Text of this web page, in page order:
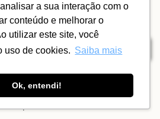
a sua interação com o
conteúdo e melhorar o
utilizar este site, você
uso de cookies. Saiba mais
Ok, entendi!
Índice
feira que eu vim a saber
“É como uma Chinatown não-
bem guardado em